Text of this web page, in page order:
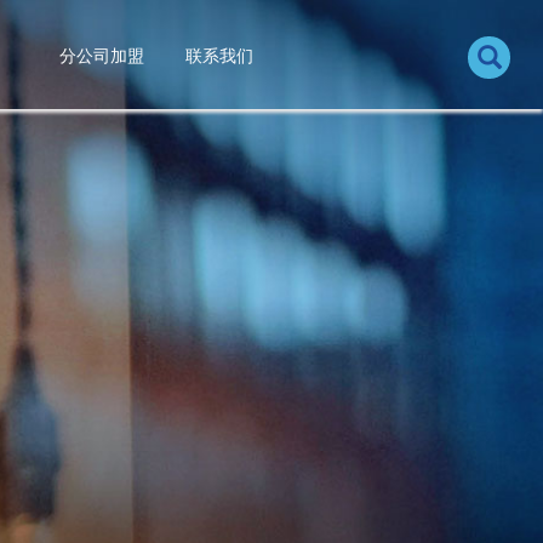
分公司加盟 联系我们